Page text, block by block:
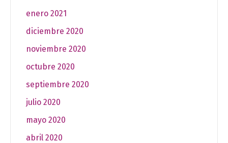
enero 2021
diciembre 2020
noviembre 2020
octubre 2020
septiembre 2020
julio 2020
mayo 2020
abril 2020